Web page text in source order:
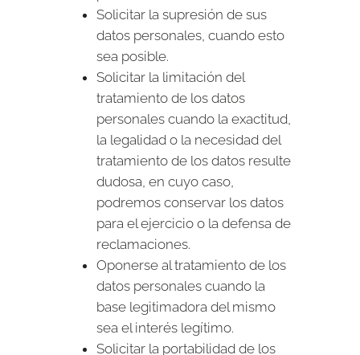
Solicitar la supresión de sus
datos personales, cuando esto
sea posible.
Solicitar la limitación del
tratamiento de los datos
personales cuando la exactitud,
la legalidad o la necesidad del
tratamiento de los datos resulte
dudosa, en cuyo caso,
podremos conservar los datos
para el ejercicio o la defensa de
reclamaciones.
Oponerse al tratamiento de los
datos personales cuando la
base legitimadora del mismo
sea el interés legítimo.
Solicitar la portabilidad de los